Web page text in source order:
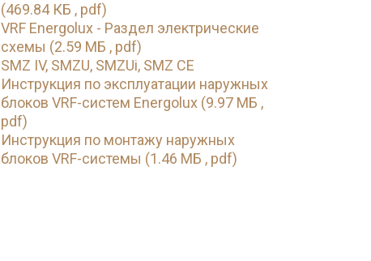
(469.84 КБ , pdf)
VRF Energolux - Раздел электрические
схемы (2.59 МБ , pdf)
SMZ IV, SMZU, SMZUi, SMZ CE
Инструкция по эксплуатации наружных
блоков VRF-систем Energolux (9.97 МБ ,
pdf)
Инструкция по монтажу наружных
блоков VRF-системы (1.46 МБ , pdf)